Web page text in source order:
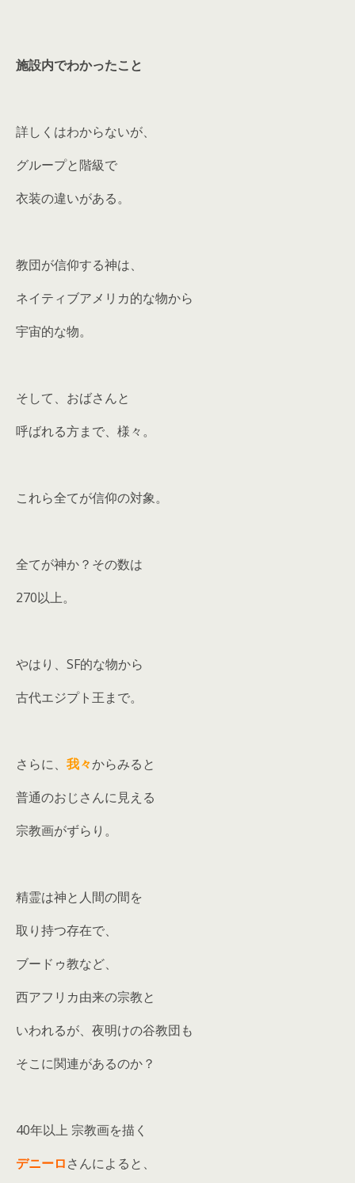
施設内でわかったこと
詳しくはわからないが、
グループと階級で
衣装の違いがある。
教団が信仰する神は、
ネイティブアメリカ的な物から
宇宙的な物。
そして、おばさんと
呼ばれる方まで、様々。
これら全てが信仰の対象。
全てが神か？その数は
270以上。
やはり、SF的な物から
古代エジプト王まで。
さらに、 我々からみると
普通のおじさんに見える
宗教画がずらり。
精霊は神と人間の間を
取り持つ存在で、
ブードゥ教など、
西アフリカ由来の宗教と
いわれるが、夜明けの谷教団も
そこに関連があるのか？
40年以上 宗教画を描く
デニーロさんによると、